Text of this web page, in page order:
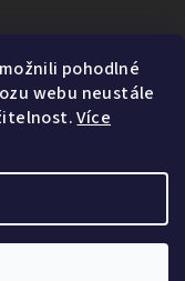
pohodlné
webu neustále
Více